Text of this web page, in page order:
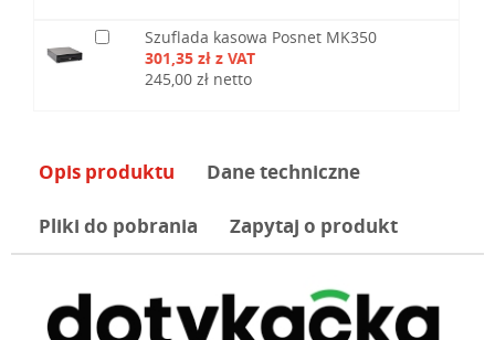
Szuflada kasowa Posnet MK350
301,35 zł z VAT
245,00 zł netto
Opis produktu Dane techniczne
Pliki do pobrania Zapytaj o produkt